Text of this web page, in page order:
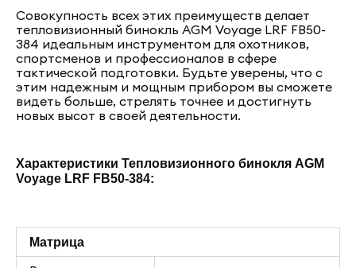
Совокупность всех этих преимуществ делает
тепловизионный бинокль AGM Voyage LRF FB50-
384 идеальным инструментом для охотников,
спортсменов и профессионалов в сфере
тактической подготовки. Будьте уверены, что с
этим надежным и мощным прибором вы сможете
видеть больше, стрелять точнее и достигнуть
новых высот в своей деятельности.
Характеристики Тепловизионного бинокля AGM
Voyage LRF FB50-384:
Матрица